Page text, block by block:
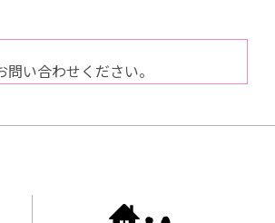
問い合わせください。